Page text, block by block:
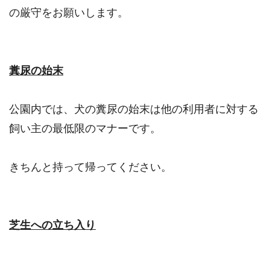
の厳守をお願いします。
糞尿の始末
公園内では、犬の糞尿の始末は他の利用者に対する
飼い主の最低限のマナーです。
きちんと持って帰ってください。
芝生への立ち入り